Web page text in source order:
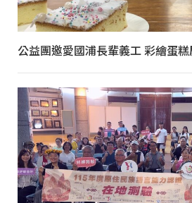
公益團邀愛國浦長輩義工 彩繪蛋